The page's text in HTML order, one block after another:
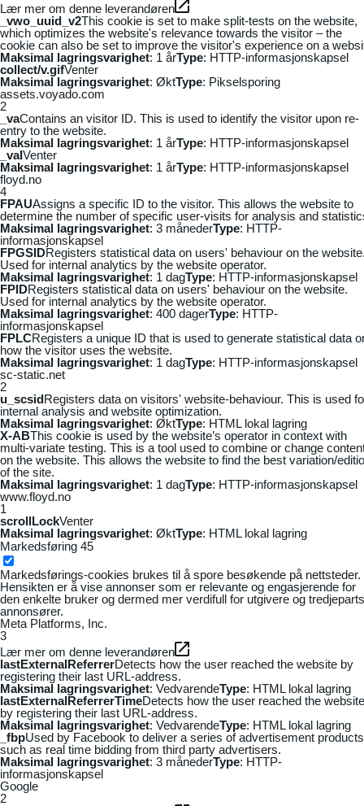
Lær mer om denne leverandøren
_vwo_uuid_v2This cookie is set to make split-tests on the website,
which optimizes the website's relevance towards the visitor – the
cookie can also be set to improve the visitor's experience on a
Maksimal lagringsvarighet: 1 årType: HTTP-informasjonskapsel
collect/v.gifVenter
Maksimal lagringsvarighet: ØktType: Pikselsporing
assets.voyado.com
2
_vaContains an visitor ID. This is used to identify the visitor upon re-
entry to the website.
Maksimal lagringsvarighet: 1 årType: HTTP-informasjonskapsel
_vaIVenter
Maksimal lagringsvarighet: 1 årType: HTTP-informasjonskapsel
floyd.no
4
FPAUAssigns a specific ID to the visitor. This allows the website to
determine the number of specific user-visits for analysis and
Maksimal lagringsvarighet: 3 månederType: HTTP-
informasjonskapsel
FPGSIDRegisters statistical data on users' behaviour on the
Used for internal analytics by the website operator.
Maksimal lagringsvarighet: 1 dagType: HTTP-informasjonskapsel
FPIDRegisters statistical data on users' behaviour on the website.
Used for internal analytics by the website operator.
Maksimal lagringsvarighet: 400 dagerType: HTTP-
informasjonskapsel
FPLCRegisters a unique ID that is used to generate statistical data
how the visitor uses the website.
Maksimal lagringsvarighet: 1 dagType: HTTP-informasjonskapsel
sc-static.net
2
u_scsidRegisters data on visitors' website-behaviour. This is used
internal analysis and website optimization.
Maksimal lagringsvarighet: ØktType: HTML lokal lagring
X-ABThis cookie is used by the website’s operator in context with
multi-variate testing. This is a tool used to combine or change
on the website. This allows the website to find the best variation/
of the site.
Maksimal lagringsvarighet: 1 dagType: HTTP-informasjonskapsel
www.floyd.no
1
scrollLockVenter
Maksimal lagringsvarighet: ØktType: HTML lokal lagring
Markedsføring 45
Markedsførings-cookies brukes til å spore besøkende på nettsteder.
Hensikten er å vise annonser som er relevante og engasjerende for
den enkelte bruker og dermed mer verdifull for utgivere og tredjeparts
annonsører.
Meta Platforms, Inc.
3
Lær mer om denne leverandøren
lastExternalReferrerDetects how the user reached the website by
registering their last URL-address.
Maksimal lagringsvarighet: VedvarendeType: HTML lokal lagring
lastExternalReferrerTimeDetects how the user reached the website
by registering their last URL-address.
Maksimal lagringsvarighet: VedvarendeType: HTML lokal lagring
_fbpUsed by Facebook to deliver a series of advertisement products
such as real time bidding from third party advertisers.
Maksimal lagringsvarighet: 3 månederType: HTTP-
informasjonskapsel
Google
2